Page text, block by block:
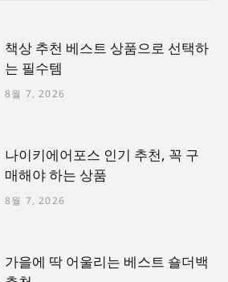
책상 추천 베스트 상품으로 선택하
는 필수템
8월 7, 2026
나이키에어포스 인기 추천, 꼭 구
매해야 하는 상품
8월 7, 2026
가을에 딱 어울리는 베스트 숄더백